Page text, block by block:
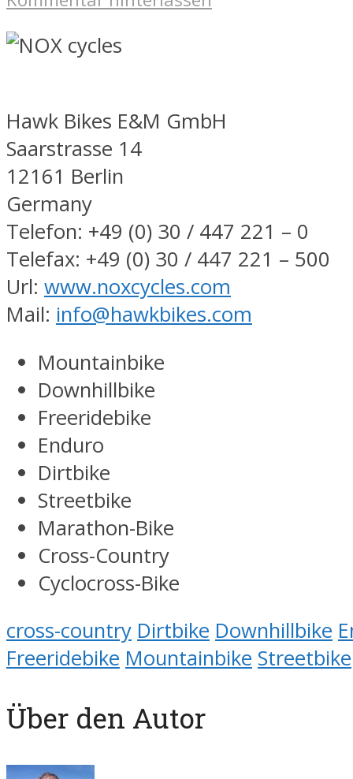
Hawk Bikes E&M GmbH
Saarstrasse 14
12161 Berlin
Germany
Telefon: +49 (0) 30 / 447 221 – 0
Telefax: +49 (0) 30 / 447 221 – 500
Url: www.noxcycles.com
Mail: info@hawkbikes.com
Mountainbike
Downhillbike
Freeridebike
Enduro
Dirtbike
Streetbike
Marathon-Bike
Cross-Country
Cyclocross-Bike
cross-country Dirtbike Downhillbike
Freeridebike Mountainbike Streetbike
Über den Autor